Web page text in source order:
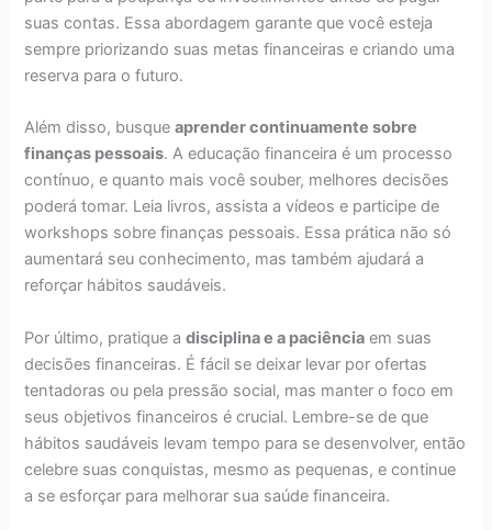
suas contas. Essa abordagem garante que você esteja
sempre priorizando suas metas financeiras e criando uma
reserva para o futuro.
Além disso, busqueaprender continuamente sobre
finanças pessoais. A educação financeira é um processo
contínuo, e quanto mais você souber, melhores decisões
poderá tomar. Leia livros, assista a vídeos e participe de
workshops sobre finanças pessoais. Essa prática não só
aumentará seu conhecimento, mas também ajudará a
reforçar hábitos saudáveis.
Por último, pratique adisciplina e a paciência em suas
decisões financeiras. É fácil se deixar levar por ofertas
tentadoras ou pela pressão social, mas manter o foco em
seus objetivos financeiros é crucial. Lembre-se de que
hábitos saudáveis levam tempo para se desenvolver, então
celebre suas conquistas, mesmo as pequenas, e continue
a se esforçar para melhorar sua saúde financeira.